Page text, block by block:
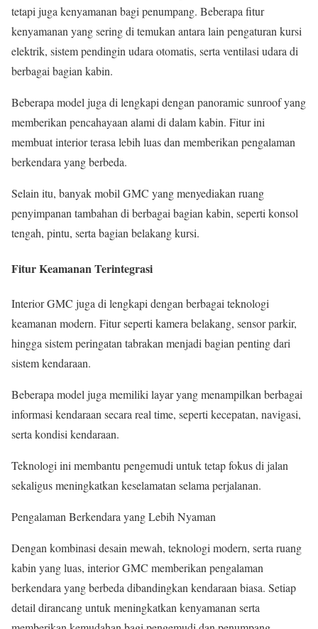
tetapi juga kenyamanan bagi penumpang. Beberapa fitur
kenyamanan yang sering di temukan antara lain pengaturan kursi
elektrik, sistem pendingin udara otomatis, serta ventilasi udara di
berbagai bagian kabin.
Beberapa model juga di lengkapi dengan panoramic sunroof yang
memberikan pencahayaan alami di dalam kabin. Fitur ini
membuat interior terasa lebih luas dan memberikan pengalaman
berkendara yang berbeda.
Selain itu, banyak mobil GMC yang menyediakan ruang
penyimpanan tambahan di berbagai bagian kabin, seperti konsol
tengah, pintu, serta bagian belakang kursi.
Fitur Keamanan Terintegrasi
Interior GMC juga di lengkapi dengan berbagai teknologi
keamanan modern. Fitur seperti kamera belakang, sensor parkir,
hingga sistem peringatan tabrakan menjadi bagian penting dari
sistem kendaraan.
Beberapa model juga memiliki layar yang menampilkan berbagai
informasi kendaraan secara real time, seperti kecepatan, navigasi,
serta kondisi kendaraan.
Teknologi ini membantu pengemudi untuk tetap fokus di jalan
sekaligus meningkatkan keselamatan selama perjalanan.
Pengalaman Berkendara yang Lebih Nyaman
Dengan kombinasi desain mewah, teknologi modern, serta ruang
kabin yang luas, interior GMC memberikan pengalaman
berkendara yang berbeda dibandingkan kendaraan biasa. Setiap
detail dirancang untuk meningkatkan kenyamanan serta